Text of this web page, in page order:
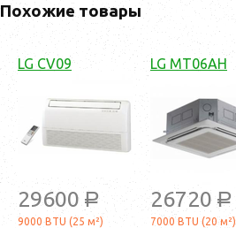
Похожие товары
LG CV09
29600 a
9000 BTU (25 м²)
LG MT06AH
26720 a
7000 BTU (20 м²)